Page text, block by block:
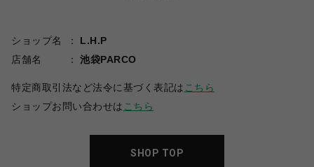
ショップ名
L.H.P
店舗名
池袋PARCO
特定商取引法など法令に基づく表記は こちら
ショップお問い合わせは こちら
SHOP TOP